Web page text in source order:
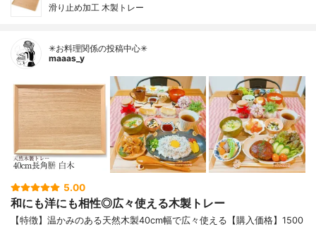
滑り止め加工 木製トレー
✳お料理関係の投稿中心✳
maaas_y
5.00
和にも洋にも相性◎広々使える木製トレー
【特徴】温かみのある天然木製40cm幅で広々使える【購入価格】1500